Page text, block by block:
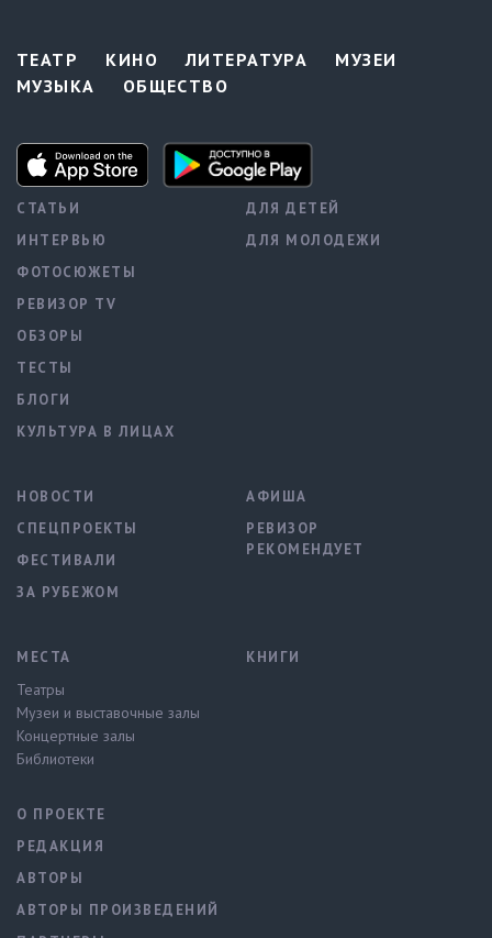
ТЕАТР КИНО ЛИТЕРАТУРА
МУЗЕИ
МУЗЫКА
ОБЩЕСТВО
СТАТЬИ
ИНТЕРВЬЮ
ФОТОСЮЖЕТЫ
РЕВИЗОР TV
ОБЗОРЫ
ТЕСТЫ
БЛОГИ
КУЛЬТУРА В ЛИЦАХ
ДЛЯ ДЕТЕЙ
ДЛЯ МОЛОДЕЖИ
НОВОСТИ
СПЕЦПРОЕКТЫ
ФЕСТИВАЛИ
ЗА РУБЕЖОМ
АФИША
РЕВИЗОР
РЕКОМЕНДУЕТ
МЕСТА
Театры
Музеи и выставочные залы
Концертные залы
Библиотеки
КНИГИ
О ПРОЕКТЕ
РЕДАКЦИЯ
АВТОРЫ
АВТОРЫ ПРОИЗВЕДЕНИЙ